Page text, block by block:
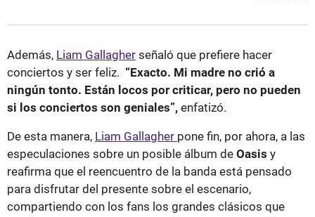
Además, Liam Gallagher señaló que prefiere hacer
conciertos y ser feliz. “Exacto. Mi madre no crió a
ningún tonto. Están locos por criticar, pero no pueden
si los conciertos son geniales”, enfatizó.
De esta manera, Liam Gallagher pone fin, por ahora, a las
especulaciones sobre un posible álbum de Oasis y
reafirma que el reencuentro de la banda está pensado
para disfrutar del presente sobre el escenario,
compartiendo con los fans los grandes clásicos que